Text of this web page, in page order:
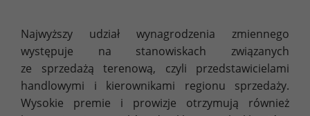
Najwyższy udział wynagrodzenia zmiennego
występuje na stanowiskach związanych
ze sprzedażą terenową, czyli przedstawicielami
handlowymi i kierownikami regionu sprzedaży.
Wysokie premie i prowizje otrzymują również